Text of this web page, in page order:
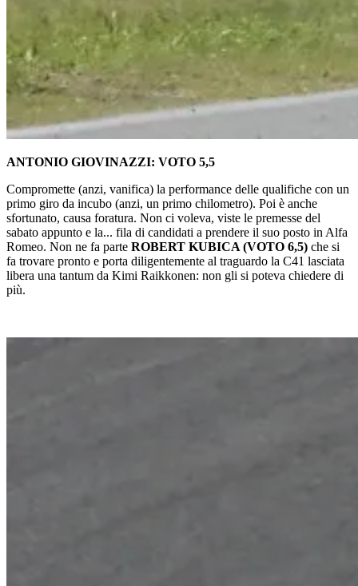
ANTONIO GIOVINAZZI: VOTO 5,5
Compromette (anzi, vanifica) la performance delle qualifiche con un
primo giro da incubo (anzi, un primo chilometro). Poi è anche
sfortunato, causa foratura. Non ci voleva, viste le premesse del
sabato appunto e la... fila di candidati a prendere il suo posto in Alfa
Romeo. Non ne fa parte ROBERT KUBICA (VOTO 6,5) che si
fa trovare pronto e porta diligentemente al traguardo la C41 lasciata
libera una tantum da Kimi Raikkonen: non gli si poteva chiedere di
più.